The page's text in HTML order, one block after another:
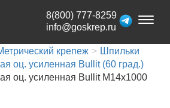
Toggle
8(800) 777-8259
info@goskrep.ru
крепеж
Шпильки
оц. усиленная Bullit (60 град.)
оц. усиленная Bullit М14х1000